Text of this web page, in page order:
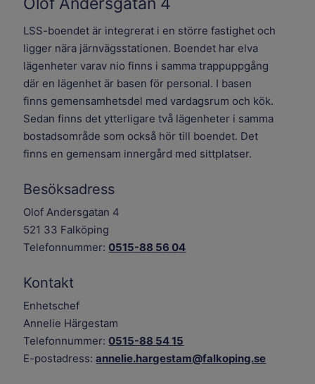
LSS-boendet är integrerat i en större fastighet och
ligger nära järnvägsstationen. Boendet har elva
lägenheter varav nio finns i samma trappuppgång
där en lägenhet är basen för personal. I basen
finns gemensamhetsdel med vardagsrum och kök.
Sedan finns det ytterligare två lägenheter i samma
bostadsområde som också hör till boendet. Det
finns en gemensam innergård med sittplatser.
Besöksadress
Olof Andersgatan 4
521 33 Falköping
Telefonnummer:0515-88 56 04
Kontakt
Enhetschef
Annelie Härgestam
Telefonnummer:0515-88 54 15
E-postadress:annelie.hargestam@falkoping.se